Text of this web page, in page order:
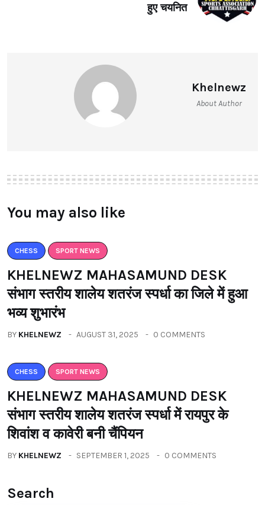
हुए चयनित
Khelnewz
About Author
You may also like
CHESS SPORT NEWS
KHELNEWZ MAHASAMUND DESK
संभाग स्तरीय शालेय शतरंज स्पर्धा का जिले में हुआ
भव्य शुभारंभ
BY KHELNEWZ AUGUST 31, 2025 0 COMMENTS
CHESS SPORT NEWS
KHELNEWZ MAHASAMUND DESK
संभाग स्तरीय शालेय शतरंज स्पर्धा में रायपुर के
शिवांश व कावेरी बनी चैंपियन
BY KHELNEWZ SEPTEMBER 1, 2025 0 COMMENTS
Search